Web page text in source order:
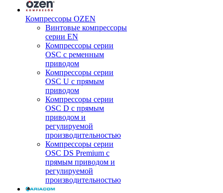
Компрессоры OZEN
Винтовые компрессоры
серии EN
Компрессоры серии
OSC с ременным
приводом
Компрессоры серии
OSC U с прямым
приводом
Компрессоры серии
OSC D с прямым
приводом и
регулируемой
производительностью
Компрессоры серии
OSC DS Premium с
прямым приводом и
регулируемой
производительностью